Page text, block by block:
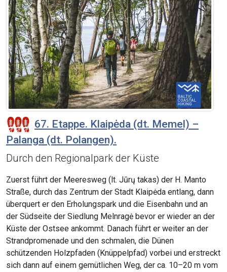
67. Etappe. Klaipėda (dt. Memel) –
Palanga (dt. Polangen).
Durch den Regionalpark der Küste
Zuerst führt der Meeresweg (lt. Jūrų takas) der H. Manto
Straße, durch das Zentrum der Stadt Klaipėda entlang, dann
überquert er den Erholungspark und die Eisenbahn und an
der Südseite der Siedlung Melnragė bevor er wieder an der
Küste der Ostsee ankommt. Danach führt er weiter an der
Strandpromenade und den schmalen, die Dünen
schützenden Holzpfaden (Knüppelpfad) vorbei und erstreckt
sich dann auf einem gemütlichen Weg, der ca. 10–20 m vom